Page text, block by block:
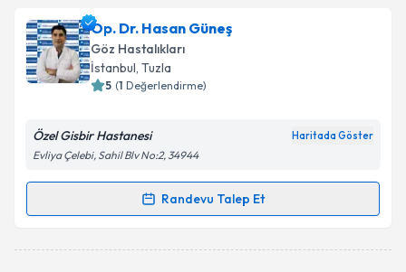
Op. Dr. Hasan Güneş
Göz Hastalıkları
İstanbul, Tuzla
5 (1 Değerlendirme)
Özel Gisbir Hastanesi Haritada Göster
Evliya Çelebi, Sahil Blv No:2, 34944
Randevu Talep Et
Randevu Takvimi Talebi